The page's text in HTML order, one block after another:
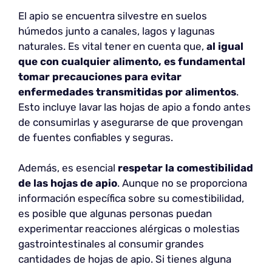
El apio se encuentra silvestre en suelos
húmedos junto a canales, lagos y lagunas
naturales. Es vital tener en cuenta que, al igual
que con cualquier alimento, es fundamental
tomar precauciones para evitar
enfermedades transmitidas por alimentos.
Esto incluye lavar las hojas de apio a fondo antes
de consumirlas y asegurarse de que provengan
de fuentes confiables y seguras.
Además, es esencial respetar la comestibilidad
de las hojas de apio. Aunque no se proporciona
información específica sobre su comestibilidad,
es posible que algunas personas puedan
experimentar reacciones alérgicas o molestias
gastrointestinales al consumir grandes
cantidades de hojas de apio. Si tienes alguna